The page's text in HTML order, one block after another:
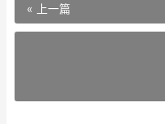
« 上一篇